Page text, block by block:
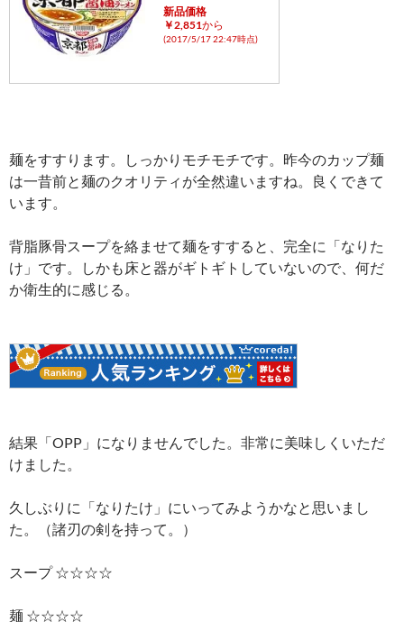
新品価格
￥2,851から
(2017/5/17 22:47時点)
麺をすすります。しっかりモチモチです。昨今のカップ麺
は一昔前と麺のクオリティが全然違いますね。良くできて
います。
背脂豚骨スープを絡ませて麺をすすると、完全に「なりた
け」です。しかも床と器がギトギトしていないので、何だ
か衛生的に感じる。
結果「OPP」になりませんでした。非常に美味しくいただ
けました。
久しぶりに「なりたけ」にいってみようかなと思いまし
た。（諸刃の剣を持って。）
スープ ☆☆☆☆
麺 ☆☆☆☆